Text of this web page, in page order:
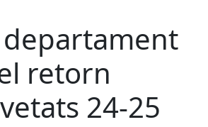
departament
retorn
24-25